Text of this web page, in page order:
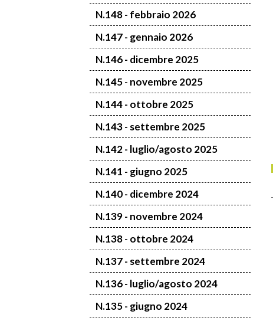
N.148 - febbraio 2026
N.147 - gennaio 2026
N.146 - dicembre 2025
N.145 - novembre 2025
N.144 - ottobre 2025
N.143 - settembre 2025
N.142 - luglio/agosto 2025
N.141 - giugno 2025
N.140 - dicembre 2024
N.139 - novembre 2024
N.138 - ottobre 2024
N.137 - settembre 2024
N.136 - luglio/agosto 2024
N.135 - giugno 2024